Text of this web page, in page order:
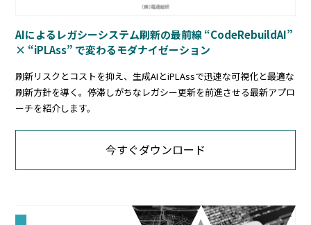
AIによるレガシーシステム刷新の最前線 “CodeRebuildAI”
× “iPLAss” で変わるモダナイゼーション
刷新リスクとコストを抑え、生成AIとiPLAssで迅速な可視化と最適な
刷新方針を導く。停滞しがちなレガシー更新を前進させる最新アプロ
ーチを紹介します。
今すぐダウンロード